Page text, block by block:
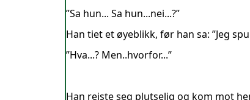
”Sa hun... Sa hun...nei...?”
Han tiet et øyeblikk, før han sa: ”Jeg
”Hva...? Men..hvorfor...”
Han reiste seg plutselig og kom mot